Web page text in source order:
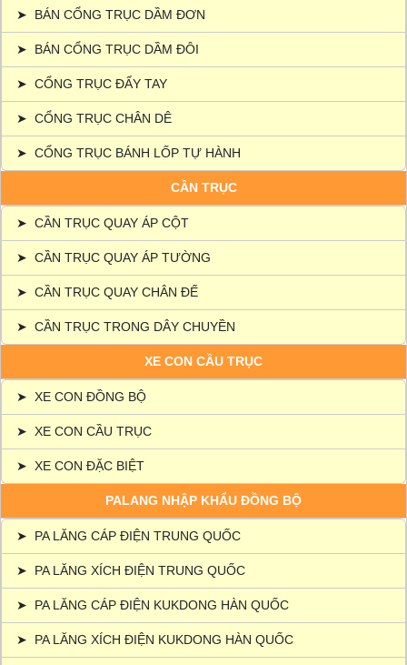
➤ BÁN CỔNG TRỤC DẦM ĐƠN
➤ BÁN CỔNG TRỤC DẦM ĐÔI
➤ CỔNG TRỤC ĐẨY TAY
➤ CỔNG TRỤC CHÂN DÊ
➤ CỔNG TRỤC BÁNH LỐP TỰ HÀNH
CẦN TRỤC
➤ CẦN TRỤC QUAY ÁP CỘT
➤ CẦN TRỤC QUAY ÁP TƯỜNG
➤ CẦN TRỤC QUAY CHÂN ĐẾ
➤ CẦN TRỤC TRONG DÂY CHUYỀN
XE CON CẦU TRỤC
➤ XE CON ĐỒNG BỘ
➤ XE CON CẦU TRỤC
➤ XE CON ĐẶC BIỆT
PALANG NHẬP KHẨU ĐỒNG BỘ
➤ PA LĂNG CÁP ĐIỆN TRUNG QUỐC
➤ PA LĂNG XÍCH ĐIỆN TRUNG QUỐC
➤ PA LĂNG CÁP ĐIỆN KUKDONG HÀN QUỐC
➤ PA LĂNG XÍCH ĐIỆN KUKDONG HÀN QUỐC